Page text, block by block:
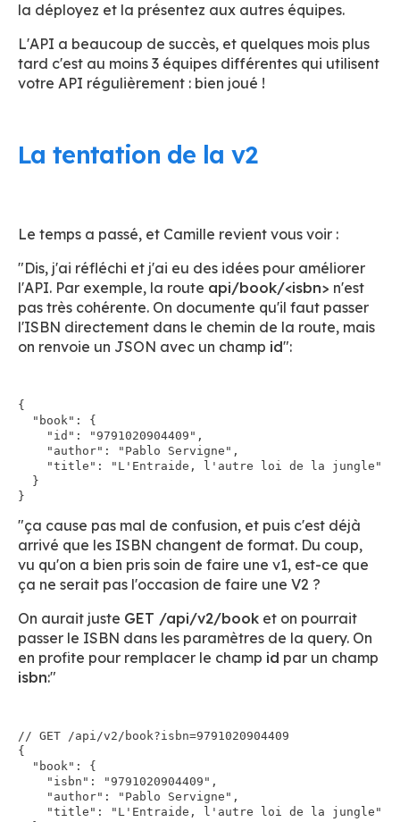
la déployez et la présentez aux autres équipes.
L'API a beaucoup de succès, et quelques mois plus
tard c'est au moins 3 équipes différentes qui utilisent
votre API régulièrement : bien joué !
La tentation de la v2
Le temps a passé, et Camille revient vous voir :
"Dis, j'ai réfléchi et j'ai eu des idées pour améliorer
l'API. Par exemple, la route api/book/<isbn> n'est
pas très cohérente. On documente qu'il faut passer
l'ISBN directement dans le chemin de la route, mais
on renvoie un JSON avec un champ id":
{
  "book": {
    "id": "9791020904409",
    "author": "Pablo Servigne",
    "title": "L'Entraide, l'autre loi de la jungle"
  }
"ça cause pas mal de confusion, et puis c'est déjà
arrivé que les ISBN changent de format. Du coup,
vu qu'on a bien pris soin de faire une v1, est-ce que
ça ne serait pas l'occasion de faire une V2 ?
On aurait juste GET /api/v2/book et on pourrait
passer le ISBN dans les paramètres de la query. On
en profite pour remplacer le champ id par un champ
isbn:"
// GET /api/v2/book?isbn=9791020904409
{
  "book": {
    "isbn": "9791020904409",
    "author": "Pablo Servigne",
    "title": "L'Entraide, l'autre loi de la jungle"